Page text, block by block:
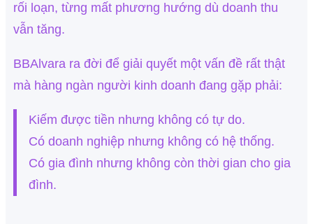
rối loạn, từng mất phương hướng dù doanh thu
vẫn tăng.
BBAlvara ra đời để giải quyết một vấn đề rất thật
mà hàng ngàn người kinh doanh đang gặp phải:
Kiếm được tiền nhưng không có tự do.
Có doanh nghiệp nhưng không có hệ thống.
Có gia đình nhưng không còn thời gian cho gia
đình.